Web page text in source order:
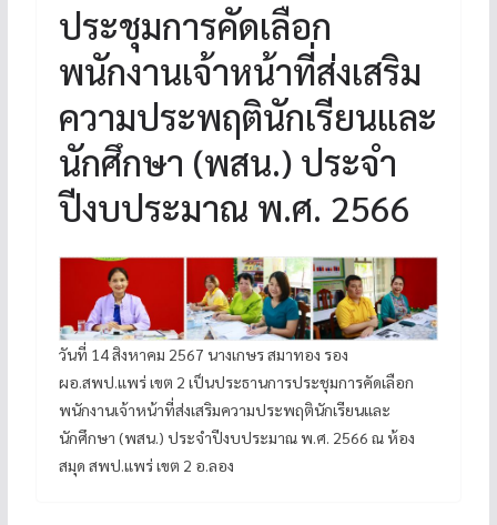
ประชุมการคัดเลือก
พนักงานเจ้าหน้าที่ส่งเสริม
ความประพฤตินักเรียนและ
นักศึกษา (พสน.) ประจำ
ปีงบประมาณ พ.ศ. 2566
วันที่ 14 สิงหาคม 2567 นางเกษร สมาทอง รอง
ผอ.สพป.แพร่ เขต 2 เป็นประธานการประชุมการคัดเลือก
พนักงานเจ้าหน้าที่ส่งเสริมความประพฤตินักเรียนและ
นักศึกษา (พสน.) ประจำปีงบประมาณ พ.ศ. 2566 ณ ห้อง
สมุด สพป.แพร่ เขต 2 อ.ลอง